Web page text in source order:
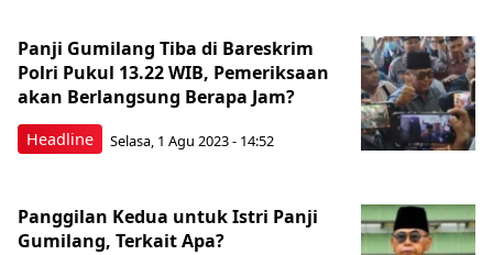
Headline
Panji Gumilang Tiba di Bareskrim
Polri Pukul 13.22 WIB, Pemeriksaan
akan Berlangsung Berapa Jam?
Selasa, 1 Agu 2023 - 14:52
Panggilan Kedua untuk Istri Panji
Gumilang, Terkait Apa?